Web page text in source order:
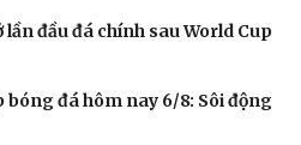
đầu đá chính sau World Cup
đá hôm nay 6/8: Sôi động